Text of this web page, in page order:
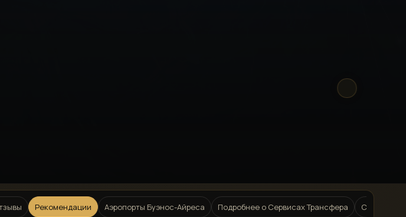
Рекомендации Аэропорты Буэнос-Айреса Подробнее о Сервисах Трансфера Советы по